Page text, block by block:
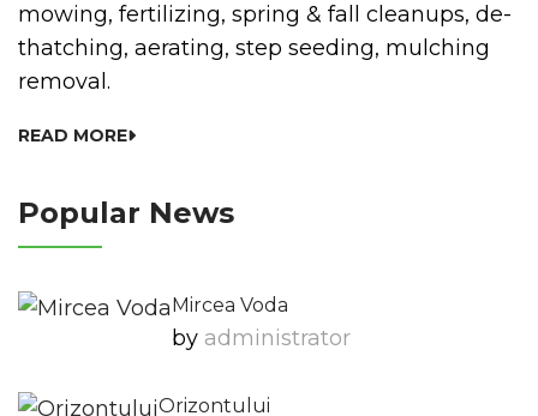
mowing, fertilizing, spring & fall cleanups, de-
thatching, aerating, step seeding, mulching
removal.
READ MORE
Popular News
Mircea Voda
by Administrator
Orizontului